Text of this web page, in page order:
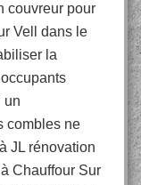
couvreur pour
Vell dans le
la
un
combles ne
JL rénovation
Chauffour Sur